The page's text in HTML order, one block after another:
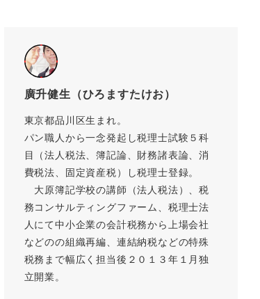
廣升健生（ひろますたけお）
東京都品川区生まれ。
パン職人から一念発起し税理士試験５科
目（法人税法、簿記論、財務諸表論、消
費税法、固定資産税）し税理士登録。
大原簿記学校の講師（法人税法）、税
務コンサルティングファーム、税理士法
人にて中小企業の会計税務から上場会社
などのの組織再編、連結納税などの特殊
税務まで幅広く担当後２０１３年１月独
立開業。